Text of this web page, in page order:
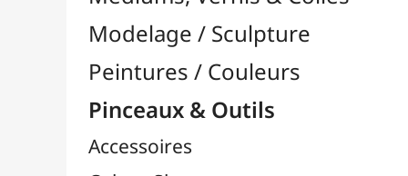
Nettoyage / Savons
Palettes
Pinceaux

Lots & Sets de Pinceaux
Pinceaux Par Marques